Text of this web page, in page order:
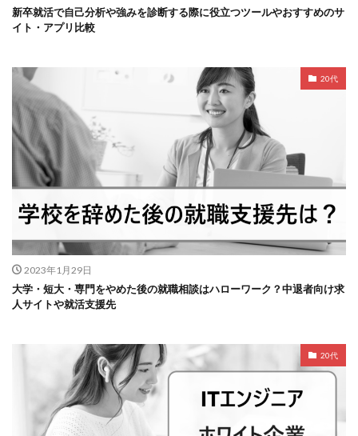
新卒就活で自己分析や強みを診断する際に役立つツールやおすすめのサ
イト・アプリ比較
20代
2023年1月29日
大学・短大・専門をやめた後の就職相談はハローワーク？中退者向け求
人サイトや就活支援先
20代